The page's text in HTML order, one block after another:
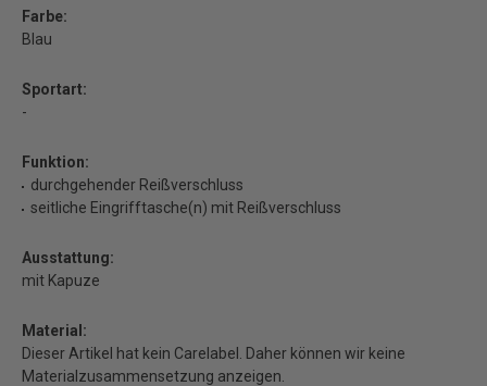
Farbe:
Blau
Sportart:
-
Funktion:
durchgehender Reißverschluss
seitliche Eingrifftasche(n) mit Reißverschluss
Ausstattung:
mit Kapuze
Material:
Dieser Artikel hat kein Carelabel. Daher können wir keine
Materialzusammensetzung anzeigen.